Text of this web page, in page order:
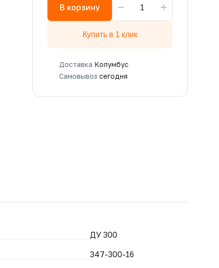
В корзину − +
Купить в 1 клик
Доставка Колумбус
Самовывоз сегодня
ДУ 300
347-300-16